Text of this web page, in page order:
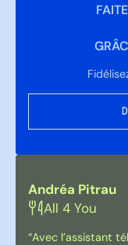
Andréa Pitrau
All 4 You
“Avec l’assistant